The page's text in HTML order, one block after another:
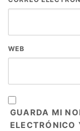
WEB
GUARDA MI
ELECTRÓNICO